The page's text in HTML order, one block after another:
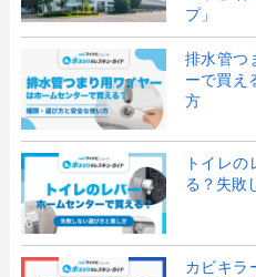
プ」
排水管つ
ーで買え
方
トイレ
る？失敗
カビキラ